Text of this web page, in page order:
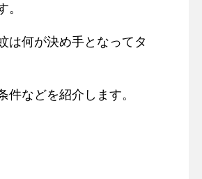
。
は何が決め手となってタ
などを紹介します。